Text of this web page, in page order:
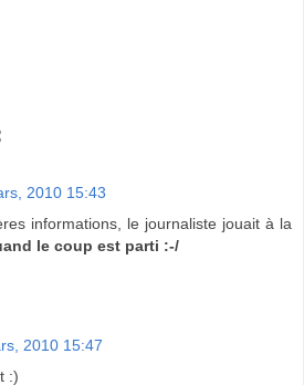
2010 15:43
informations, le journaliste jouait à la
le coup est parti :-/
2010 15:47
:)